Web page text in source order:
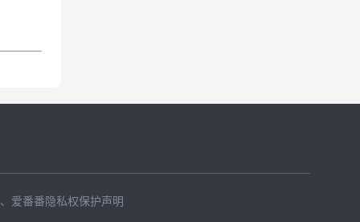
、 爱番番隐私权保护声明